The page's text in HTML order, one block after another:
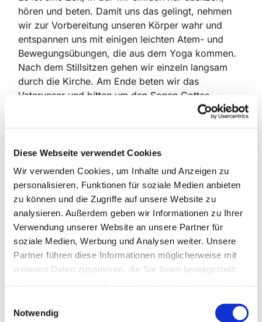
Diese Webseite verwendet Cookies
Wir verwenden Cookies, um Inhalte und Anzeigen zu
personalisieren, Funktionen für soziale Medien anbieten
zu können und die Zugriffe auf unsere Website zu
analysieren. Außerdem geben wir Informationen zu Ihrer
Verwendung unserer Website an unsere Partner für
soziale Medien, Werbung und Analysen weiter. Unsere
Partner führen diese Informationen möglicherweise mit
weiteren Daten zusammen, die Sie ihnen bereitgestellt
Notwendig
hören und beten. Damit uns das gelingt, nehmen
wir zur Vorbereitung unseren Körper wahr und
entspannen uns mit einigen leichten Atem- und
Bewegungsübungen, die aus dem Yoga kommen.
Nach dem Stillsitzen gehen wir einzeln langsam
durch die Kirche. Am Ende beten wir das
Vaterunser und bitten um den Segen Gottes.
Durch die Stunde begleiten uns Texte und Lieder
sein, aber kommen Sie bitte pünktlich. Denn mit
Beginn schließen wir die Tür von innen zu, weil
verspätete Gäste oder andere Kirchenbesucher die
Konzentration stören würden.
Kontakt:Gesa Bartholomae
Tel.: 0431/36640
Email: gesa.bartholomae@gmx.de